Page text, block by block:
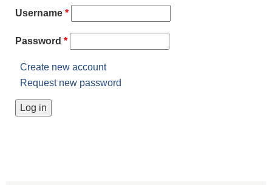
Username *
Password *
Create new account
Request new password